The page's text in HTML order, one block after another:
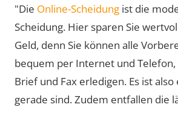
"Die Online-Scheidung ist die
Scheidung. Hier sparen Sie
Geld, denn Sie können alle
bequem per Internet und
Brief und Fax erledigen. Es ist also
gerade sind. Zudem entfallen die